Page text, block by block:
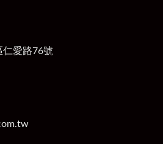
仁愛路76號